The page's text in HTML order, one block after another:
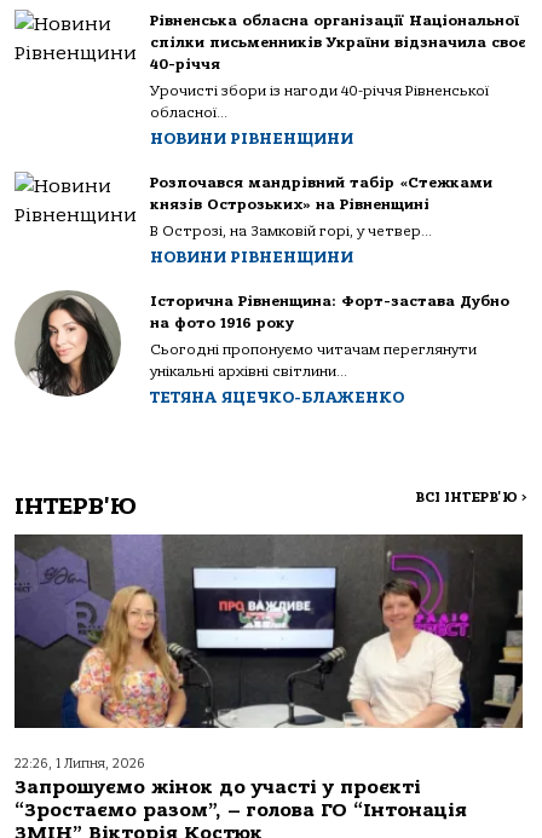
Рівненська обласна організації Національної
спілки письменників України відзначила своє
40-річчя
Урочисті збори із нагоди 40-річчя Рівненської
обласної...
НОВИНИ РІВНЕНЩИНИ
Розпочався мандрівний табір «Стежками
князів Острозьких» на Рівненщині
В Острозі, на Замковій горі, у четвер...
НОВИНИ РІВНЕНЩИНИ
Історична Рівненщина: Форт-застава Дубно
на фото 1916 року
Сьогодні пропонуємо читачам переглянути
унікальні архівні світлини...
ТЕТЯНА ЯЦЕЧКО-БЛАЖЕНКО
ІНТЕРВ'Ю ВСІ ІНТЕРВ'Ю >
22:26, 1 Липня, 2026
Запрошуємо жінок до участі у проєкті
“Зростаємо разом”, – голова ГО “Інтонація
ЗМІН” Вікторія Костюк